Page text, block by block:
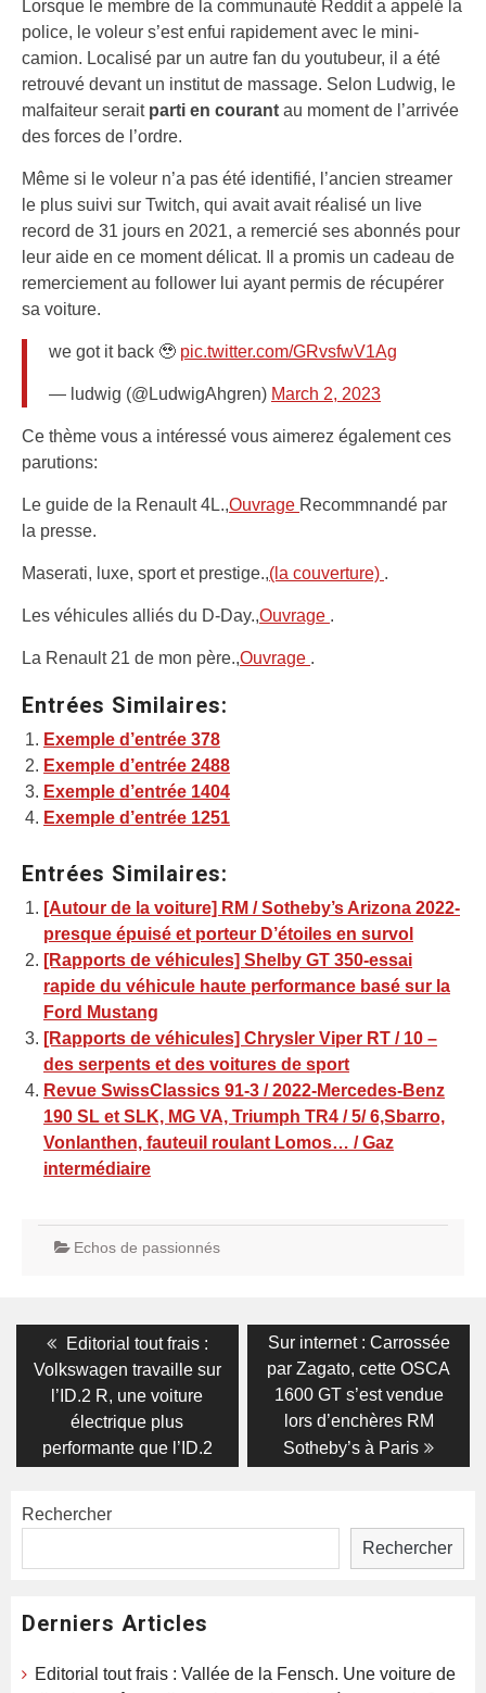
Lorsque le membre de la communauté Reddit a appelé la
police, le voleur s’est enfui rapidement avec le mini-
camion. Localisé par un autre fan du youtubeur, il a été
retrouvé devant un institut de massage. Selon Ludwig, le
malfaiteur seraitparti en courant au moment de l’arrivée
des forces de l’ordre.
Même si le voleur n’a pas été identifié, l’ancien streamer
le plus suivi sur Twitch, qui avait avait réalisé un live
record de 31 jours en 2021, a remercié ses abonnés pour
leur aide en ce moment délicat. Il a promis un cadeau de
remerciement au follower lui ayant permis de récupérer
sa voiture.
we got it back 🥹 pic.twitter.com/GRvsfwV1Ag
— ludwig (@LudwigAhgren) March 2, 2023
Ce thème vous a intéressé vous aimerez également ces
parutions:
Le guide de la Renault 4L.,Ouvrage Recommnandé par
la presse.
Maserati, luxe, sport et prestige.,(la couverture) .
Les véhicules alliés du D-Day.,Ouvrage .
La Renault 21 de mon père.,Ouvrage .
Entrées Similaires:
Exemple d’entrée 378
Exemple d’entrée 2488
Exemple d’entrée 1404
Exemple d’entrée 1251
Entrées Similaires:
[Autour de la voiture] RM / Sotheby’s Arizona 2022-
presque épuisé et porteur D’étoiles en survol
[Rapports de véhicules] Shelby GT 350-essai
rapide du véhicule haute performance basé sur la
Ford Mustang
[Rapports de véhicules] Chrysler Viper RT / 10 –
des serpents et des voitures de sport
Revue SwissClassics 91-3 / 2022-Mercedes-Benz
190 SL et SLK, MG VA, Triumph TR4 / 5/ 6,Sbarro,
Vonlanthen, fauteuil roulant Lomos… / Gaz
intermédiaire
Echos de passionnés
Navigation
de
l’article
Previous
post:
Editorial tout frais :
Volkswagen travaille sur
l’ID.2 R, une voiture
électrique plus
performante que l’ID.2
Next
post:
Sur internet : Carrossée
par Zagato, cette OSCA
1600 GT s’est vendue
lors d’enchères RM
Sotheby’s à Paris
Rechercher
Rechercher
Derniers Articles
Editorial tout frais : Vallée de la Fensch. Une voiture de